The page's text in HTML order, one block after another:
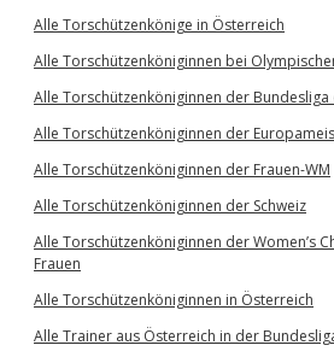
Alle Torschützenkönige in Österreich
Alle Torschützenköniginnen bei
Alle Torschützenköniginnen der Bundesliga
Alle Torschützenköniginnen der
Alle Torschützenköniginnen der Frauen-WM
Alle Torschützenköniginnen der Schweiz
Alle Torschützenköniginnen der Women’s
Frauen
Alle Torschützenköniginnen in Österreich
Alle Trainer aus Österreich in der